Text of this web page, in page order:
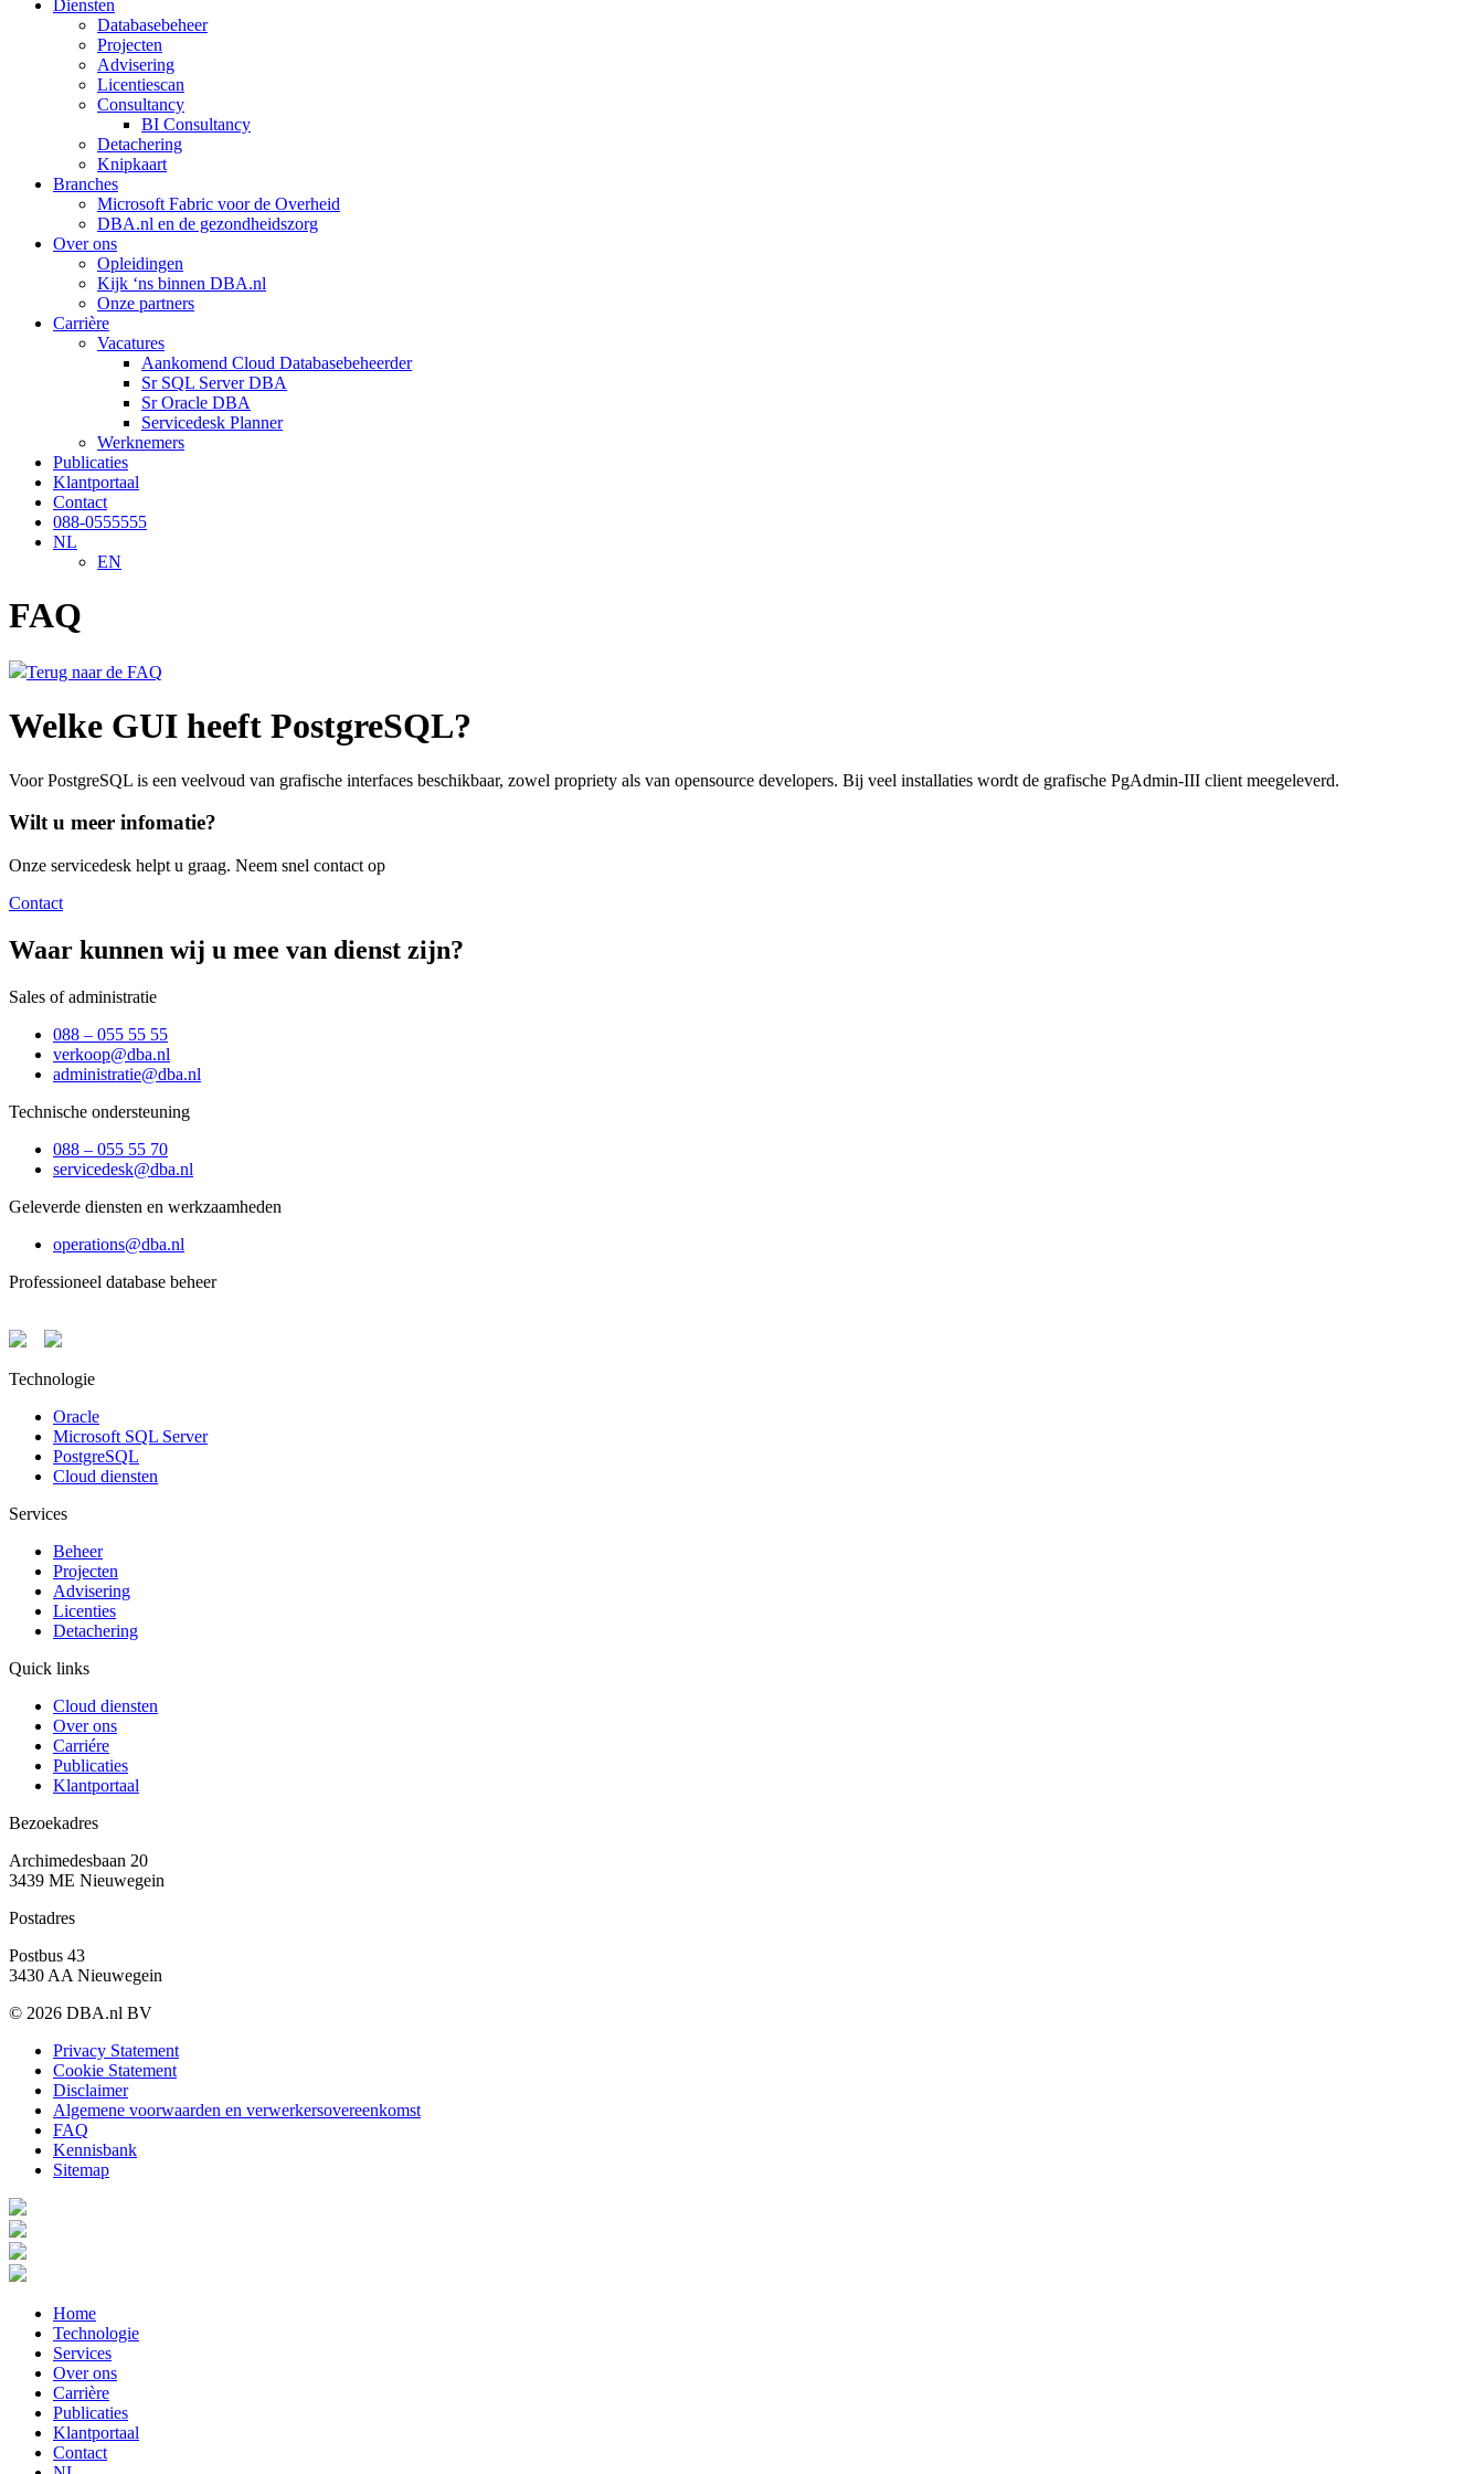
Diensten
Databasebeheer
Projecten
Advisering
Licentiescan
Consultancy
BI Consultancy
Detachering
Knipkaart
Branches
Microsoft Fabric voor de Overheid
DBA.nl en de gezondheidszorg
Over ons
Opleidingen
Kijk ‘ns binnen DBA.nl
Onze partners
Carrière
Vacatures
Aankomend Cloud Databasebeheerder
Sr SQL Server DBA
Sr Oracle DBA
Servicedesk Planner
Werknemers
Publicaties
Klantportaal
Contact
088-0555555
NL
EN
FAQ
Terug naar de FAQ
Welke GUI heeft PostgreSQL?
Voor PostgreSQL is een veelvoud van grafische interfaces beschikbaar, zowel propriety als van opensource developers. Bij veel installaties wordt de grafische PgAdmin-III client meegeleverd.
Wilt u meer infomatie?
Onze servicedesk helpt u graag. Neem snel contact op
Contact
Waar kunnen wij u mee van dienst zijn?
Sales of administratie
088 – 055 55 55
verkoop@dba.nl
administratie@dba.nl
Technische ondersteuning
088 – 055 55 70
servicedesk@dba.nl
Geleverde diensten en werkzaamheden
operations@dba.nl
Professioneel database beheer
Technologie
Oracle
Microsoft SQL Server
PostgreSQL
Cloud diensten
Services
Beheer
Projecten
Advisering
Licenties
Detachering
Quick links
Cloud diensten
Over ons
Carriére
Publicaties
Klantportaal
Bezoekadres
Archimedesbaan 20
3439 ME Nieuwegein
Postadres
Postbus 43
3430 AA Nieuwegein
© 2026 DBA.nl BV
Privacy Statement
Cookie Statement
Disclaimer
Algemene voorwaarden en verwerkersovereenkomst
FAQ
Kennisbank
Sitemap
Home
Technologie
Services
Over ons
Carrière
Publicaties
Klantportaal
Contact